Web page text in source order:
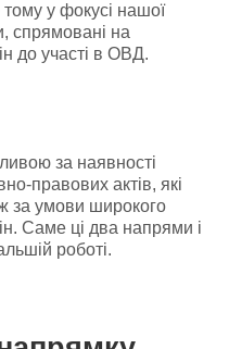
у фокусі нашої
спрямовані на
до участі в ОВД.
за наявності
правових актів, які
за умови широкого
Саме ці два напрями і
роботі.